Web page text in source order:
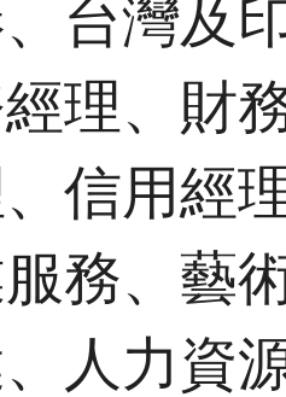
台灣及
理、財
信用經
務、藝
人力資